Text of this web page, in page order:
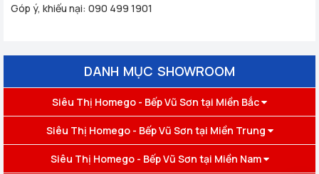
Góp ý, khiếu nại: 090 499 1901
DANH MỤC SHOWROOM
Siêu Thị Homego - Bếp Vũ Sơn tại Miền Bắc
Siêu Thị Homego - Bếp Vũ Sơn tại Miền Trung
Siêu Thị Homego - Bếp Vũ Sơn tại Miền Nam